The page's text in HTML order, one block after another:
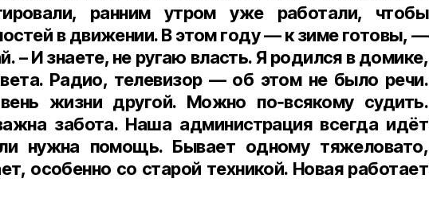
ранним утром уже работали, чтобы
в движении. В этом году — к зиме готовы, —
– И знаете, не ругаю власть. Я родился в домике,
Радио, телевизор — об этом не было речи.
жизни другой. Можно по‑всякому судить.
забота. Наша администрация всегда идёт
нужна помощь. Бывает одному тяжеловато,
особенно со старой техникой. Новая работает